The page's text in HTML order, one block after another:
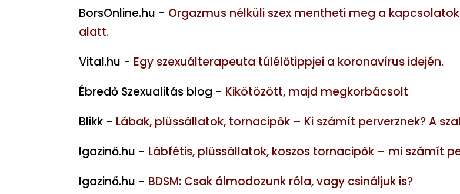
BorsOnline.hu - Orgazmus nélküli szex mentheti meg a
alatt.
Vital.hu - Egy szexuálterapeuta túlélőtippjei a koronavírus idején.
Ébredő Szexualitás blog - Kikötözött, majd megkorbácsolt
Blikk - Lábak, plüssállatok, tornacipők – Ki számít perverznek? A
Igazinő.hu - Lábfétis, plüssállatok, koszos tornacipők – mi számít
Igazinő.hu - BDSM: Csak álmodozunk róla, vagy csináljuk is?